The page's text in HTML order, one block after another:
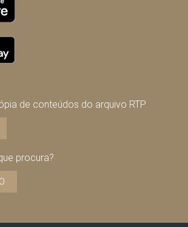
de conteúdos do arquivo RTP
procura?